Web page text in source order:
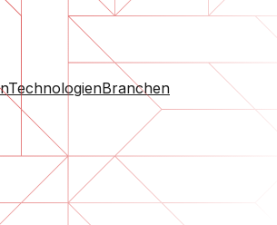
Unternehmen
TechnologienBranchen